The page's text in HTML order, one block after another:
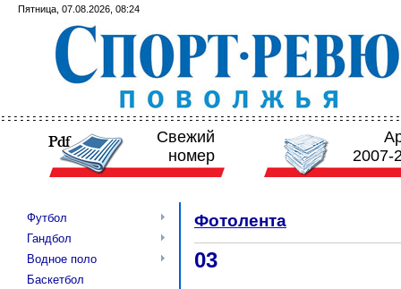
Пятница, 07.08.2026, 08:24
Свежий
номер
2007-
Футбол
Гандбол
Водное поло
Баскетбол
Фотолента
03